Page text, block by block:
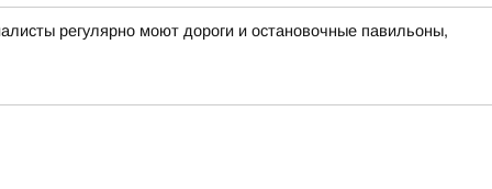
регулярно моют дороги и остановочные павильоны,